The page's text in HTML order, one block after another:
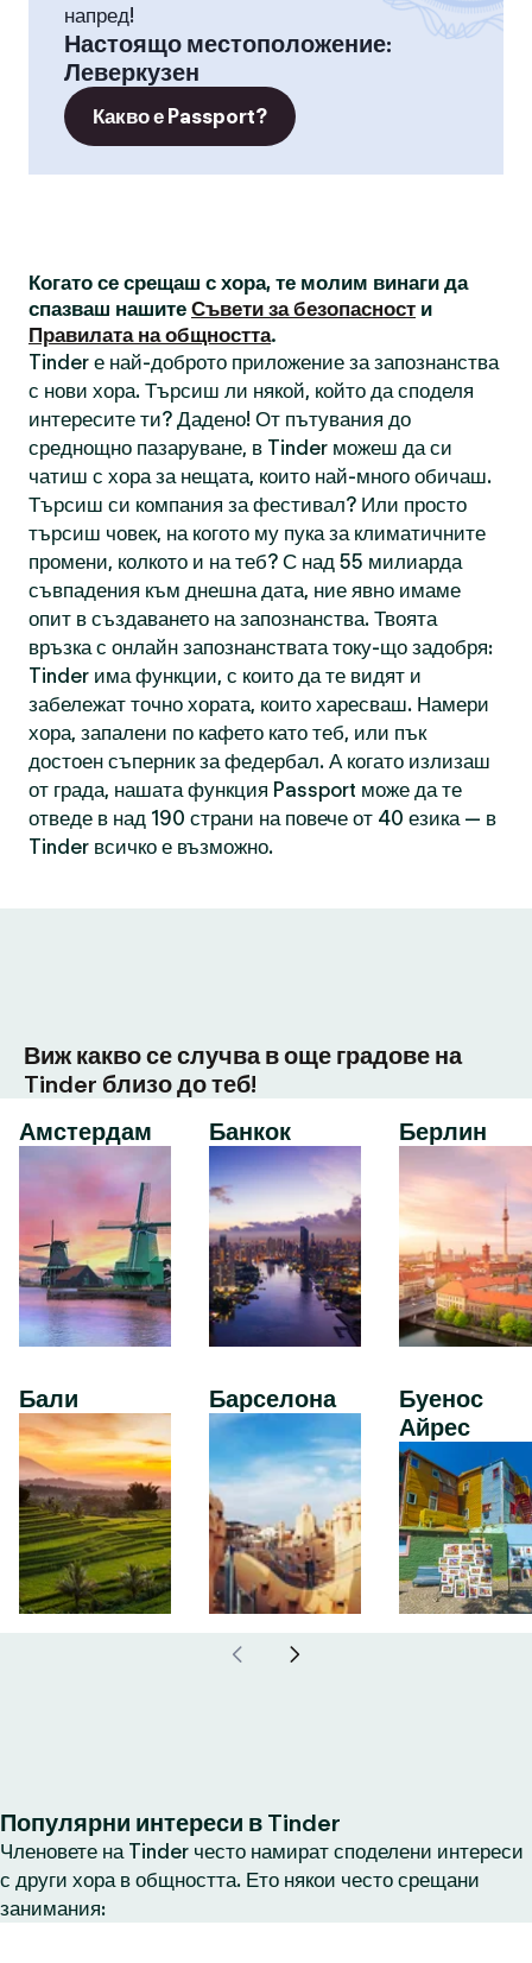
напред!
Настоящо местоположение:
Леверкузен
Какво е Passport?
Когато се срещаш с хора, те молим винаги да
спазваш нашите Съвети за безопасност и
Правилата на общността.
Tinder е най-доброто приложение за запознанства
с нови хора. Търсиш ли някой, който да споделя
интересите ти? Дадено! От пътувания до
среднощно пазаруване, в Tinder можеш да си
чатиш с хора за нещата, които най-много обичаш.
Търсиш си компания за фестивал? Или просто
търсиш човек, на когото му пука за климатичните
промени, колкото и на теб? С над 55 милиарда
съвпадения към днешна дата, ние явно имаме
опит в създаването на запознанства. Твоята
връзка с онлайн запознанствата току-що задобря:
Tinder има функции, с които да те видят и
забележат точно хората, които харесваш. Намери
хора, запалени по кафето като теб, или пък
достоен съперник за федербал. А когато излизаш
от града, нашата функция Passport може да те
отведе в над 190 страни на повече от 40 езика — в
Tinder всичко е възможно.
Виж какво се случва в още градове на
Tinder близо до теб!
Амстердам
Бали
Банкок
Барселона
Берлин
Буенос
Айрес
Популярни интереси в Tinder
Членовете на Tinder често намират споделени интереси
с други хора в общността. Ето някои често срещани
занимания: